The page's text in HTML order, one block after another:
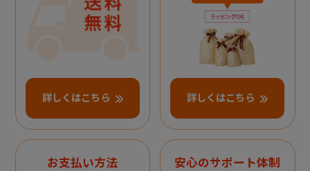
詳しくはこちら 詳しくはこちら
お支払い方法 安心のサポート体制